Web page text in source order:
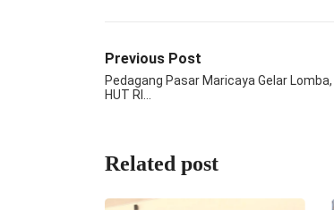
Previous Post
Pedagang Pasar Maricaya Gelar
HUT RI…
Related post